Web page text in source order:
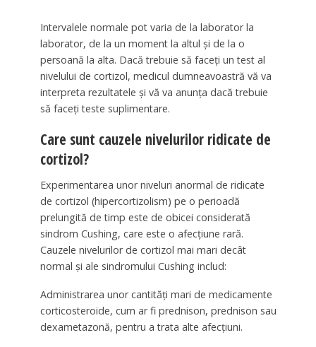
Intervalele normale pot varia de la laborator la
laborator, de la un moment la altul și de la o
persoană la alta. Dacă trebuie să faceți un test al
nivelului de cortizol, medicul dumneavoastră vă va
interpreta rezultatele și vă va anunța dacă trebuie
să faceți teste suplimentare.
Care sunt cauzele nivelurilor ridicate de
cortizol?
Experimentarea unor niveluri anormal de ridicate
de cortizol (hipercortizolism) pe o perioadă
prelungită de timp este de obicei considerată
sindrom Cushing, care este o afecțiune rară.
Cauzele nivelurilor de cortizol mai mari decât
normal și ale sindromului Cushing includ:
Administrarea unor cantități mari de medicamente
corticosteroide, cum ar fi prednison, prednison sau
dexametazonă, pentru a trata alte afecțiuni.